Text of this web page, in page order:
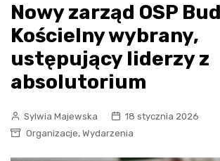
Nowy zarząd OSP
Kościelny wybrany,
ustępujący liderzy z
absolutorium
Sylwia Majewska
18 stycznia 2026
Organizacje, Wydarzenia